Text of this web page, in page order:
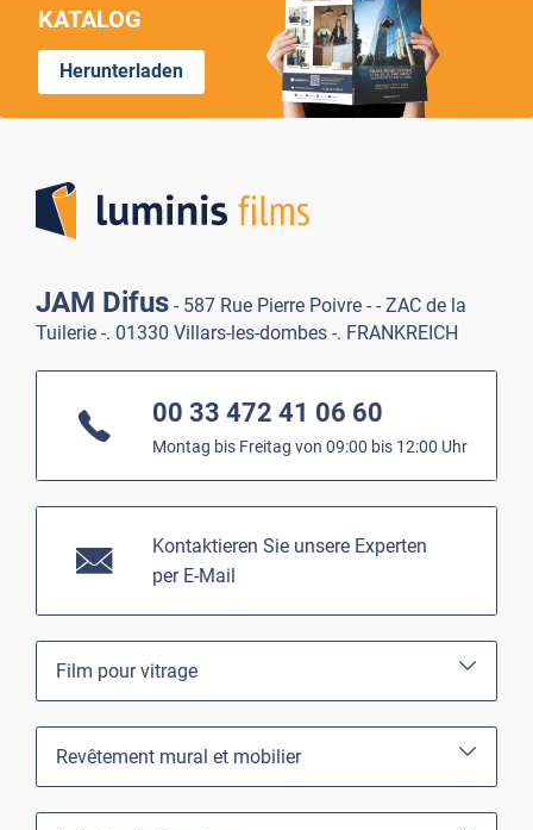
KATALOG
Herunterladen
JAM Difus - 587 Rue Pierre Poivre - - ZAC de la
Tuilerie -. 01330 Villars-les-dombes -. FRANKREICH
00 33 472 41 06 60
Montag bis Freitag von 09:00 bis 12:00 Uhr
Kontaktieren Sie unsere Experten
per E-Mail
Film pour vitrage
Revêtement mural et mobilier